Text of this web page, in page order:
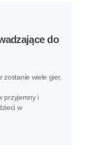
do
zostanie wiele gier,
przyjemny i
w